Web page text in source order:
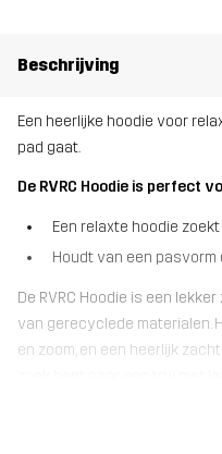
Beschrijving
Een heerlijke hoodie voor
pad gaat.
De RVRC Hoodie is perfect
Een relaxte hoodie
Houdt van een
De RVRC Hoodie is een
van gerecyclede materialen.
en zoom, en een heerlijk